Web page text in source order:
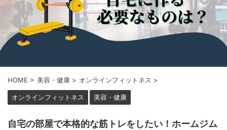
HOME > 美容・健康 > オンラインフィットネス >
オンラインフィットネス 美容・健康
自宅の部屋で本格的な筋トレをしたい！ホームジム